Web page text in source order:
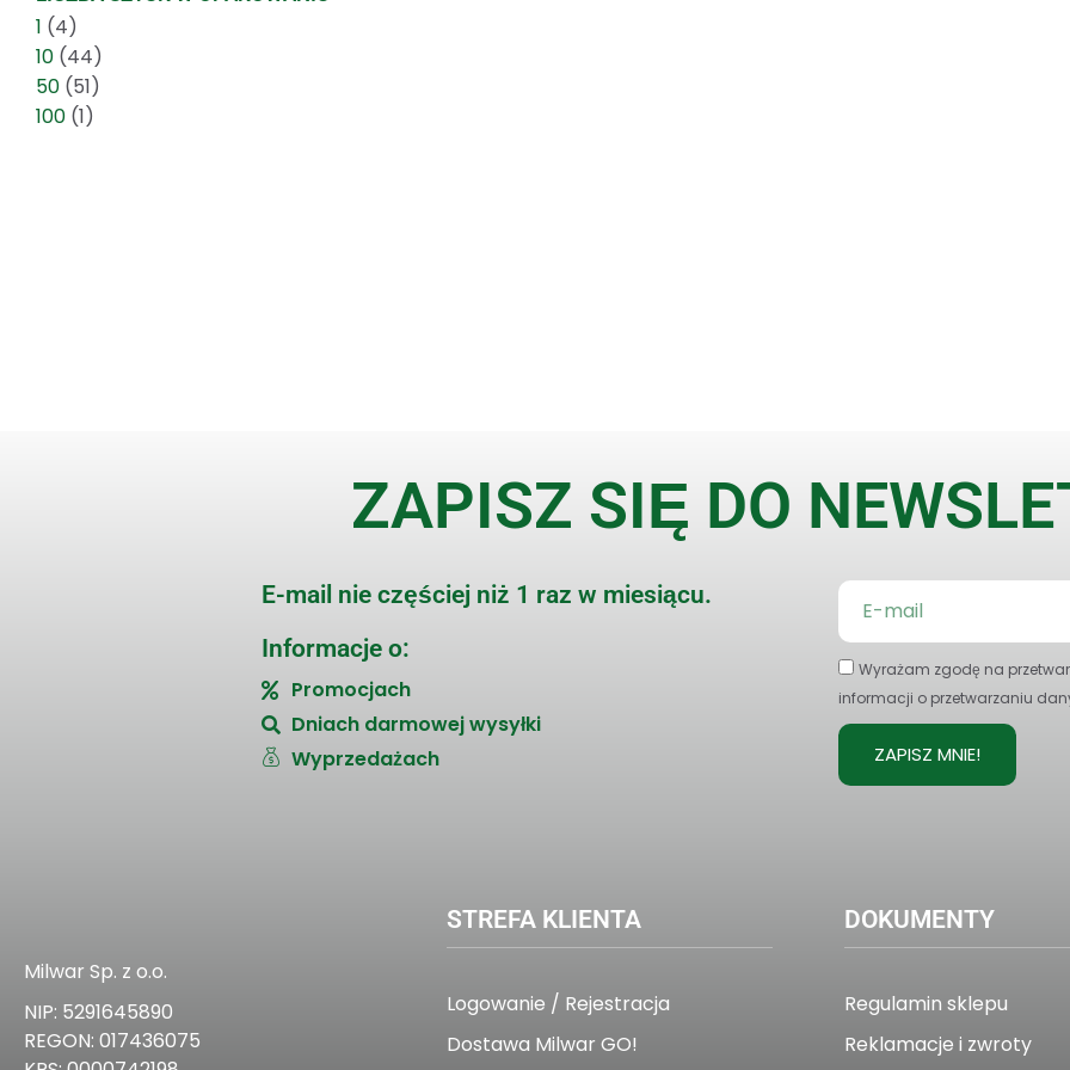
1 (4)
10 (44)
50 (51)
100 (1)
ZAPISZ SIĘ DO
E-mail nie częściej niż 1 raz w miesiącu.
Informacje o:
Promocjach
Dniach darmowej wysyłki
Wyprzedażach
Wyrażam zgodę na
informacji o przetwarzaniu
ZAPISZ MNIE!
Milwar Sp. z o.o.
NIP: 5291645890
REGON: 017436075
STREFA KLIENTA
Logowanie / Rejestracja
Dostawa Milwar GO!
DOKUMENTY
Regulamin sklepu
Reklamacje i zwroty